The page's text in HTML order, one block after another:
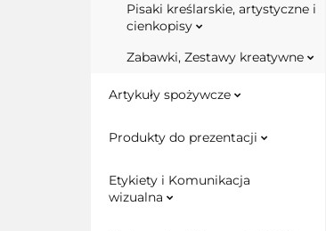
Pisaki kreślarskie, artystyczne i
cienkopisy
Zabawki, Zestawy kreatywne
Artykuły spożywcze
Produkty do prezentacji
Etykiety i Komunikacja
wizualna